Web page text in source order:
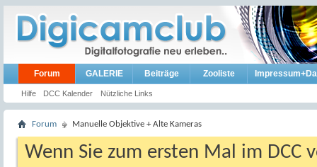
Forum
Hilfe DCC Kalender Nützliche Links
GALERIE Beiträge Zooliste
Forum Manuelle Objektive + Alte Kameras
Wenn Sie zum ersten Mal im DCC